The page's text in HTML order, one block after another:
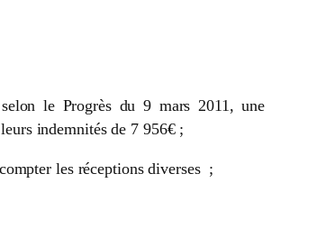
le Progrès du 9 mars 2011, une
indemnités de 7 956€ ;
les réceptionsdiverses ;